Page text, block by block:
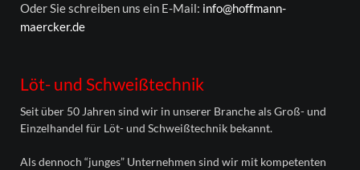
Oder Sie schreiben uns ein E-Mail: info@hoffmann-
maercker.de
Löt- und Schweißtechnik
Seit über 50 Jahren sind wir in unserer Branche als Groß- und
Einzelhandel für Löt- und Schweißtechnik bekannt.
Als dennoch “junges” Unternehmen sind wir mit kompetenten